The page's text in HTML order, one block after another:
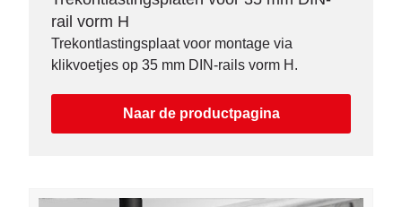
rail vorm H
Trekontlastingsplaat voor montage via
klikvoetjes op 35 mm DIN-rails vorm H.
Naar de productpagina